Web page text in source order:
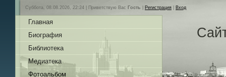
Суббота, 08.08.2026, 22:24 | Приветствую Вас Гость Регистрация Вход
Главная
Биография
Библиотека
Медиатека
Фотоальбом